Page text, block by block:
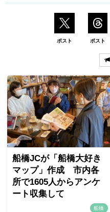
ポスト ポスト
船橋JCが「船橋大好き
マップ」作成 市内各
所で1605人からアンケ
ート収集して
船橋